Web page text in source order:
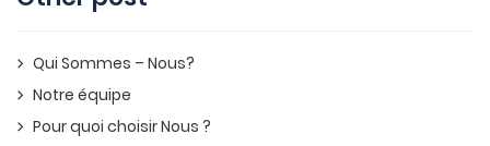
Qui Sommes – Nous?
Notre équipe
Pour quoi choisir Nous ?